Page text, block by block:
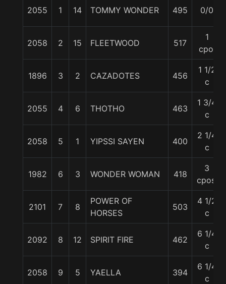
2055 1 14 TOMMY WONDER 495 0/0
2058 2 15 FLEETWOOD 517
1
cpo.
1896 3 2 CAZADOTES 456
1 1/2
c
2055 4 6 THOTHO 463
1 3/4
c
2058 5 1 YIPSSI SAYEN 400
2 1/4
c
1982 6 3 WONDER WOMAN 418
3
cpos.
2101 7 8
POWER OF
HORSES
503
4 1/2
c
2092 8 12 SPIRIT FIRE 462
6 1/4
c
2058 9 5 YAELLA 394
6 1/4
c